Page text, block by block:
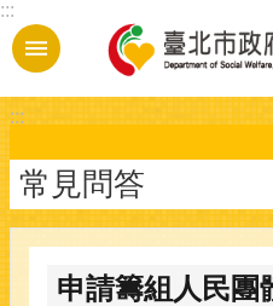
跳到主要內容區塊
:::
:::
常見問答
申請籌組人民團